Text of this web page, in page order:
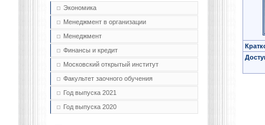
Экономика
Менеджмент в организации
Менеджмент
Финансы и кредит
Московский открытый институт
Факультет заочного обучения
Год выпуска 2021
Год выпуска 2020